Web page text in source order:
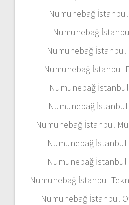
Numunebağ İstanbul
Numunebağ
Numunebağ İstanbul
Numunebağ İstanbul
Numunebağ İstanbul
Numunebağ İstanbul
Numunebağ İstanbul
Numunebağ İstanbul
Numunebağ İstanbul
Numunebağ İstanbul
Numunebağ İstanbul